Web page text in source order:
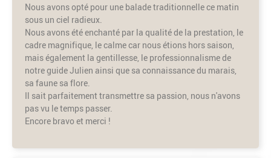
Nous avons opté pour une balade traditionnelle ce matin
sous un ciel radieux.
Nous avons été enchanté par la qualité de la prestation, le
cadre magnifique, le calme car nous étions hors saison,
mais également la gentillesse, le professionnalisme de
notre guide Julien ainsi que sa connaissance du marais,
sa faune sa flore.
Il sait parfaitement transmettre sa passion, nous n'avons
pas vu le temps passer.
Encore bravo et merci !